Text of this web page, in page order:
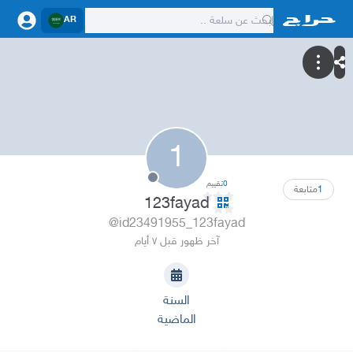
AR
1
1متابعة 0تقييم
123fayad
@id23491955_123fayad
آخر ظهور قبل ٧ أيام
السنة
الماضية